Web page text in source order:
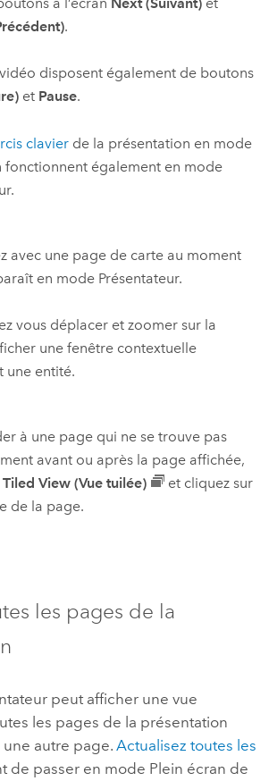
.
disposent également de boutons
et Pause.
clavierde la présentation en mode
fonctionnent également en mode
avec une page de carte au moment
en mode Présentateur.
vous déplacer et zoomer sur la
une fenêtre contextuelle
une entité.
à une page qui ne se trouve pas
avant ou après la page affichée,
Tiled View (Vue tuilée)
et cliquez sur
de la page.
les pages de la
peut afficher une vue
les pages de la présentation
autre page. Actualisez toutes les
de passer en mode Plein écran de